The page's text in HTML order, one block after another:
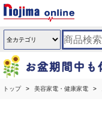
トップ 美容家電・健康家電